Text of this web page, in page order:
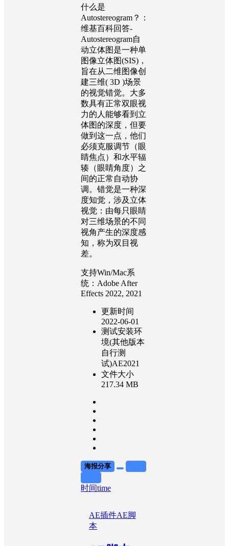
什么是
Autostereogram？：
维基百科回答-
Autostereogram自
动立体图是一种单
图像立体图(SIS)，
旨在从二维图像创
建三维( 3D )场景
的视觉错觉。大多
数具有正常双眼视
力的人能够看到立
体图的深度，但要
做到这一点，他们
必须克服调节（眼
睛焦点）和水平辐
辏（眼睛角度）之
间的正常自动协
调。错觉是一种深
度知觉，涉及立体
视觉：由每只眼睛
对三维场景的不同
视角产生的深度感
知，称为双目视
差。
支持Win/Mac系
统：Adobe After
Effects 2022, 2021
更新时间
2022-06-01
测试安装环
境(其他版本
自行测
试)AE2021
文件大小
217.34 MB
海报分享
时间time
AE插件AE脚
本